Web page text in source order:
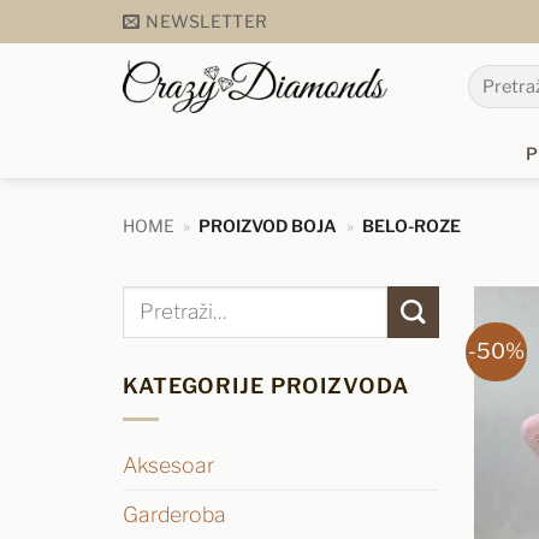
na
NEWSLETTER
Pretraga
za:
HOME » PROIZVOD BOJA » BELO-ROZE
Pretraga
KATEGORIJE PROIZVODA
Aksesoar
Garderoba
-50%